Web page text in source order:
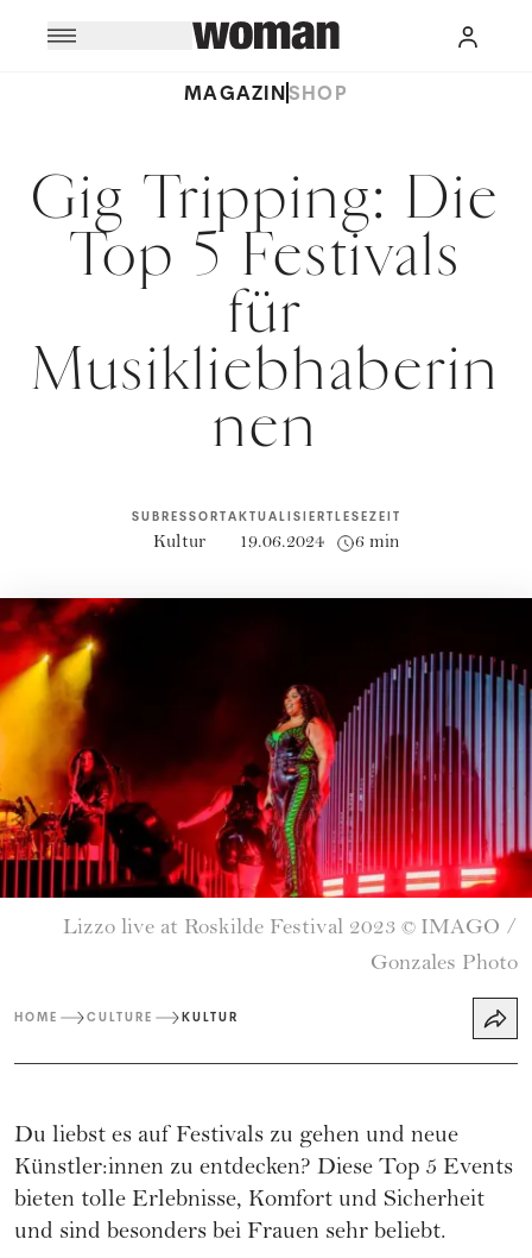
MAGAZINSHOP
Gig Tripping: Die
Top 5 Festivals
für
Musikliebhaberin
nen
SUBRESSORT
Kultur
AKTUALISIERT
19.06.2024
LESEZEIT
6 min
Lizzo live at Roskilde Festival 2023 © IMAGO /
Gonzales Photo
HOME CULTURE KULTUR
Du liebst es auf Festivals zu gehen und neue
Künstler:innen zu entdecken? Diese Top 5 Events
bieten tolle Erlebnisse, Komfort und Sicherheit
und sind besonders bei Frauen sehr beliebt.